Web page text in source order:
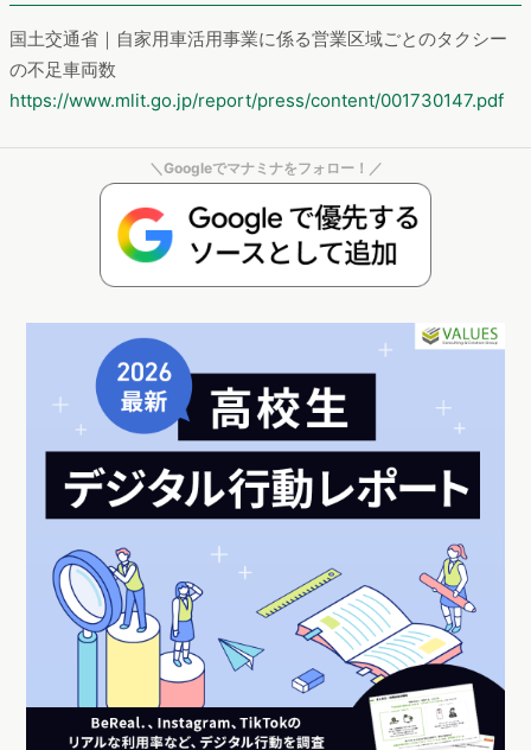
国土交通省｜自家用車活用事業に係る営業区域ごとのタクシー
の不足車両数
https://www.mlit.go.jp/report/press/content/001730147.pdf
＼Googleでマナミナをフォロー！／